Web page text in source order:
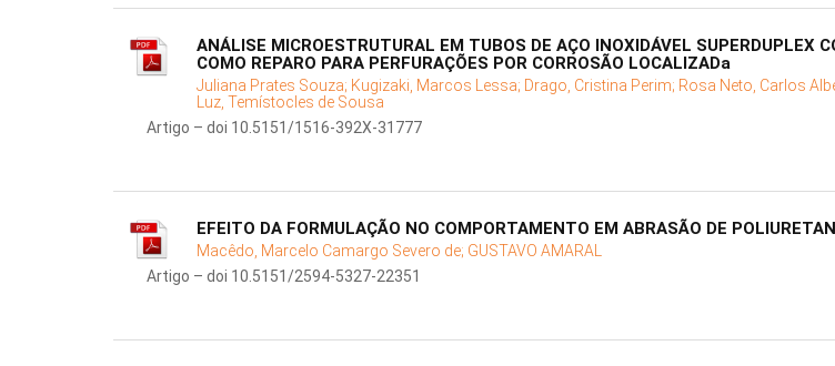
ANÁLISE MICROESTRUTURAL EM TUBOS DE AÇO INOXIDÁVEL SUPERDUPLEX
COMO REPARO PARA PERFURAÇÕES POR CORROSÃO LOCALIZADa
Juliana Prates Souza; Kugizaki, Marcos Lessa; Drago, Cristina Perim; Rosa Neto, Carlos
Luz, Temístocles de Sousa
Artigo – doi 10.5151/1516-392X-31777
EFEITO DA FORMULAÇÃO NO COMPORTAMENTO EM ABRASÃO DE
Macêdo, Marcelo Camargo Severo de; GUSTAVO AMARAL
Artigo – doi 10.5151/2594-5327-22351